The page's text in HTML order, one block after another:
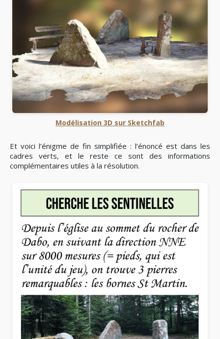
Modélisation 3D sur Sketchfab
Et voici l’énigme de fin simplifiée : l’énoncé est dans les
cadres verts, et le reste ce sont des informations
complémentaires utiles à la résolution.